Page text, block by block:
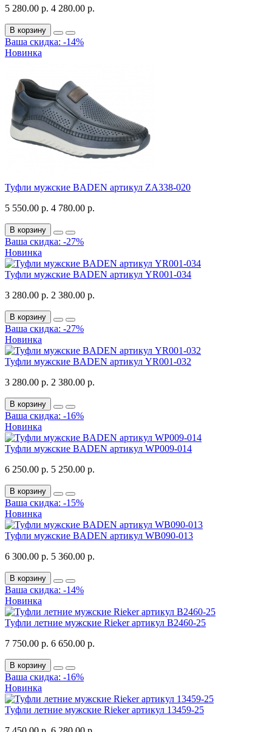
5 280.00 р. 4 280.00 р.
В корзину
Ваша скидка: -14%
Новинка
Туфли мужские BADEN артикул ZA338-020
5 550.00 р. 4 780.00 р.
В корзину
Ваша скидка: -27%
Новинка
Туфли мужские BADEN артикул YR001-034
3 280.00 р. 2 380.00 р.
В корзину
Ваша скидка: -27%
Новинка
Туфли мужские BADEN артикул YR001-032
3 280.00 р. 2 380.00 р.
В корзину
Ваша скидка: -16%
Новинка
Туфли мужские BADEN артикул WP009-014
6 250.00 р. 5 250.00 р.
В корзину
Ваша скидка: -15%
Новинка
Туфли мужские BADEN артикул WB090-013
6 300.00 р. 5 360.00 р.
В корзину
Ваша скидка: -14%
Новинка
Туфли летние мужские Rieker артикул B2460-25
7 750.00 р. 6 650.00 р.
В корзину
Ваша скидка: -16%
Новинка
Туфли летние мужские Rieker артикул 13459-25